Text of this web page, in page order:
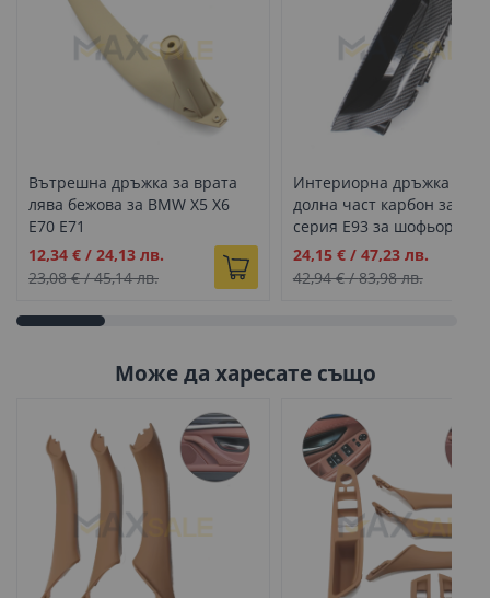
Вътрешна дръжка за врата
лява бежова за BMW X5 X6
E70 E71
Промо
цена
12,34 € / 24,13 лв.
23,08 €/45,14 лв.
Интериорна дръжка /
долна част карбон за
серия E93 за шофьорска
врата
Промо
цена
24,15 €/ 47,23 лв.
42,94 €/83,98 лв.
Може да харесате също